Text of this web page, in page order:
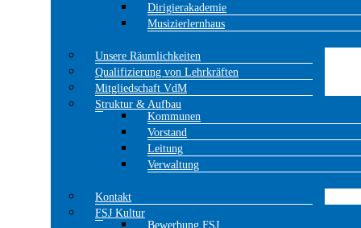
Dirigierakademie
Musizierlernhaus
Unsere Räumlichkeiten
Qualifizierung von Lehrkräften
Mitgliedschaft VdM
Struktur & Aufbau
Kommunen
Vorstand
Leitung
Verwaltung
Kontakt
FSJ Kultur
Bewerbung FSJ